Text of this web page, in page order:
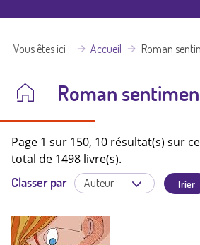
Vous êtes ici Accueil Roman
Roman
Page 1 sur 150, 10 résultat(s) sur
total de 1498 livre(s).
Classer par